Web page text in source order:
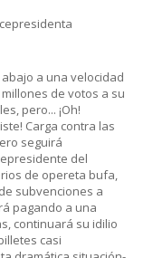
a una velocidad
de votos a su
pero... ¡Oh!
Carga contra las
seguirá
del
de opereta bufa,
subvenciones a
pagando a una
continuará su idilio
casi